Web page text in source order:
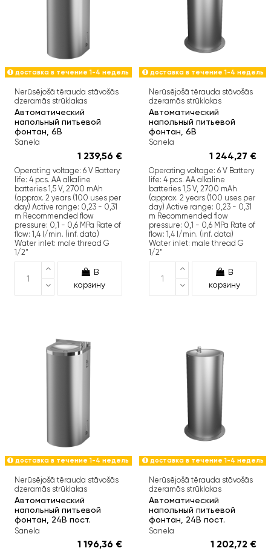
доставка в течение 1-4 недель
Nerūsējošā tērauda stāvošās
dzeramās strūklakas
Автоматический
напольный питьевой
фонтан, 6В
Sanela
1 239,56 €
Operating voltage: 6 V Battery
life: 4 pcs. AA alkaline
batteries 1,5 V, 2700 mAh
(approx. 2 years (100 uses per
day) Active range: 0,23 - 0,31
m Recommended flow
pressure: 0,1 - 0,6 MPa Rate of
flow: 1,4 l/min. (inf. data)
Water inlet: male thread G
1/2"
В
корзину
доставка в течение 1-4 недель
Nerūsējošā tērauda stāvošās
dzeramās strūklakas
Автоматический
напольный питьевой
фонтан, 6В
Sanela
1 244,27 €
Operating voltage: 6 V Battery
life: 4 pcs. AA alkaline
batteries 1,5 V, 2700 mAh
(approx. 2 years (100 uses per
day) Active range: 0,23 - 0,31
m Recommended flow
pressure: 0,1 - 0,6 MPa Rate of
flow: 1,4 l/min. (inf. data)
Water inlet: male thread G
1/2"
В
корзину
доставка в течение 1-4 недель
Nerūsējošā tērauda stāvošās
dzeramās strūklakas
Автоматический
напольный питьевой
фонтан, 24В пост.
Sanela
1 196,36 €
доставка в течение 1-4 недель
Nerūsējošā tērauda stāvošās
dzeramās strūklakas
Автоматический
напольный питьевой
фонтан, 24В пост.
Sanela
1 202,72 €